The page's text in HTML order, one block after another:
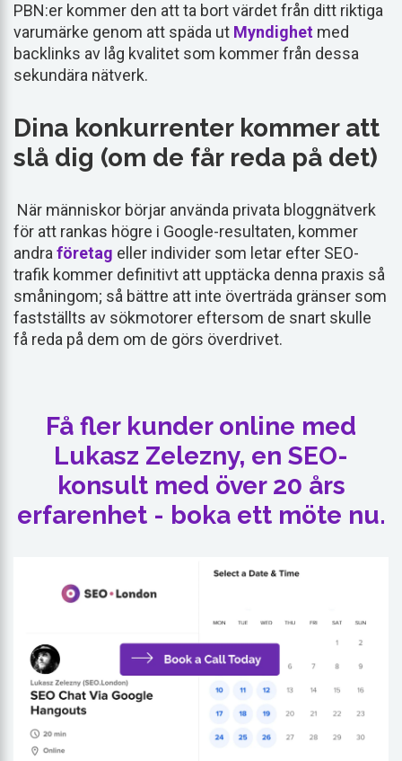
PBN:er kommer den att ta bort värdet från ditt riktiga
varumärke genom att späda ut Myndighet med
backlinks av låg kvalitet som kommer från dessa
sekundära nätverk.
Dina konkurrenter kommer att
slå dig (om de får reda på det)
När människor börjar använda privata bloggnätverk
för att rankas högre i Google-resultaten, kommer
andraföretag eller individer som letar efter SEO-
trafik kommer definitivt att upptäcka denna praxis så
småningom; så bättre att inte överträda gränser som
fastställts av sökmotorer eftersom de snart skulle
få reda på dem om de görs överdrivet.
Få fler kunder online med
Lukasz Zelezny, en SEO-
konsult med över 20 års
erfarenhet - boka ett möte nu.